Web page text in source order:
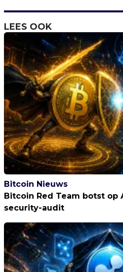
LEES OOK
Bitcoin Nieuws
Bitcoin Red Team botst op
security-audit